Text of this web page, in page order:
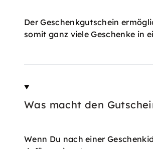
Der Geschenkgutschein
somit ganz viele Geschenke in
Was macht den
Wenn Du nach einer